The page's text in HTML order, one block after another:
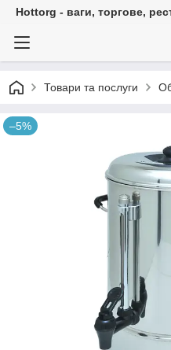
Hottorg - ваги, торгове,
Товари та послуги
–5%